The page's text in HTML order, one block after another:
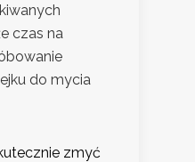
czas na
do mycia
zmyć